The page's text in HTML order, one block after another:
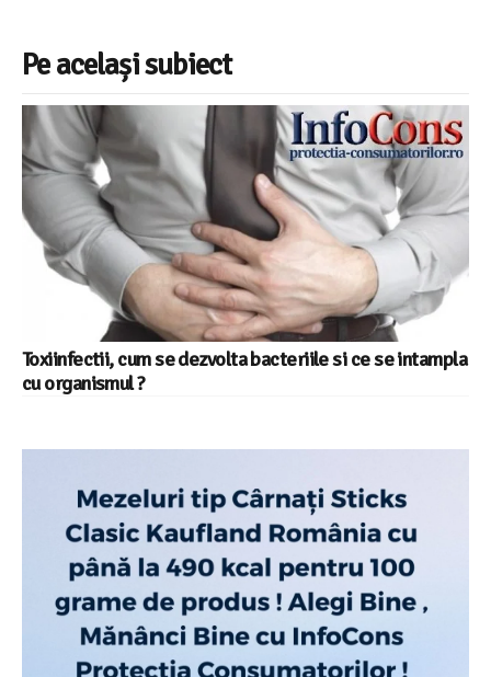
Pe același subiect
Toxiinfectii, cum se dezvolta bacteriile si ce se intampla
cu organismul ?